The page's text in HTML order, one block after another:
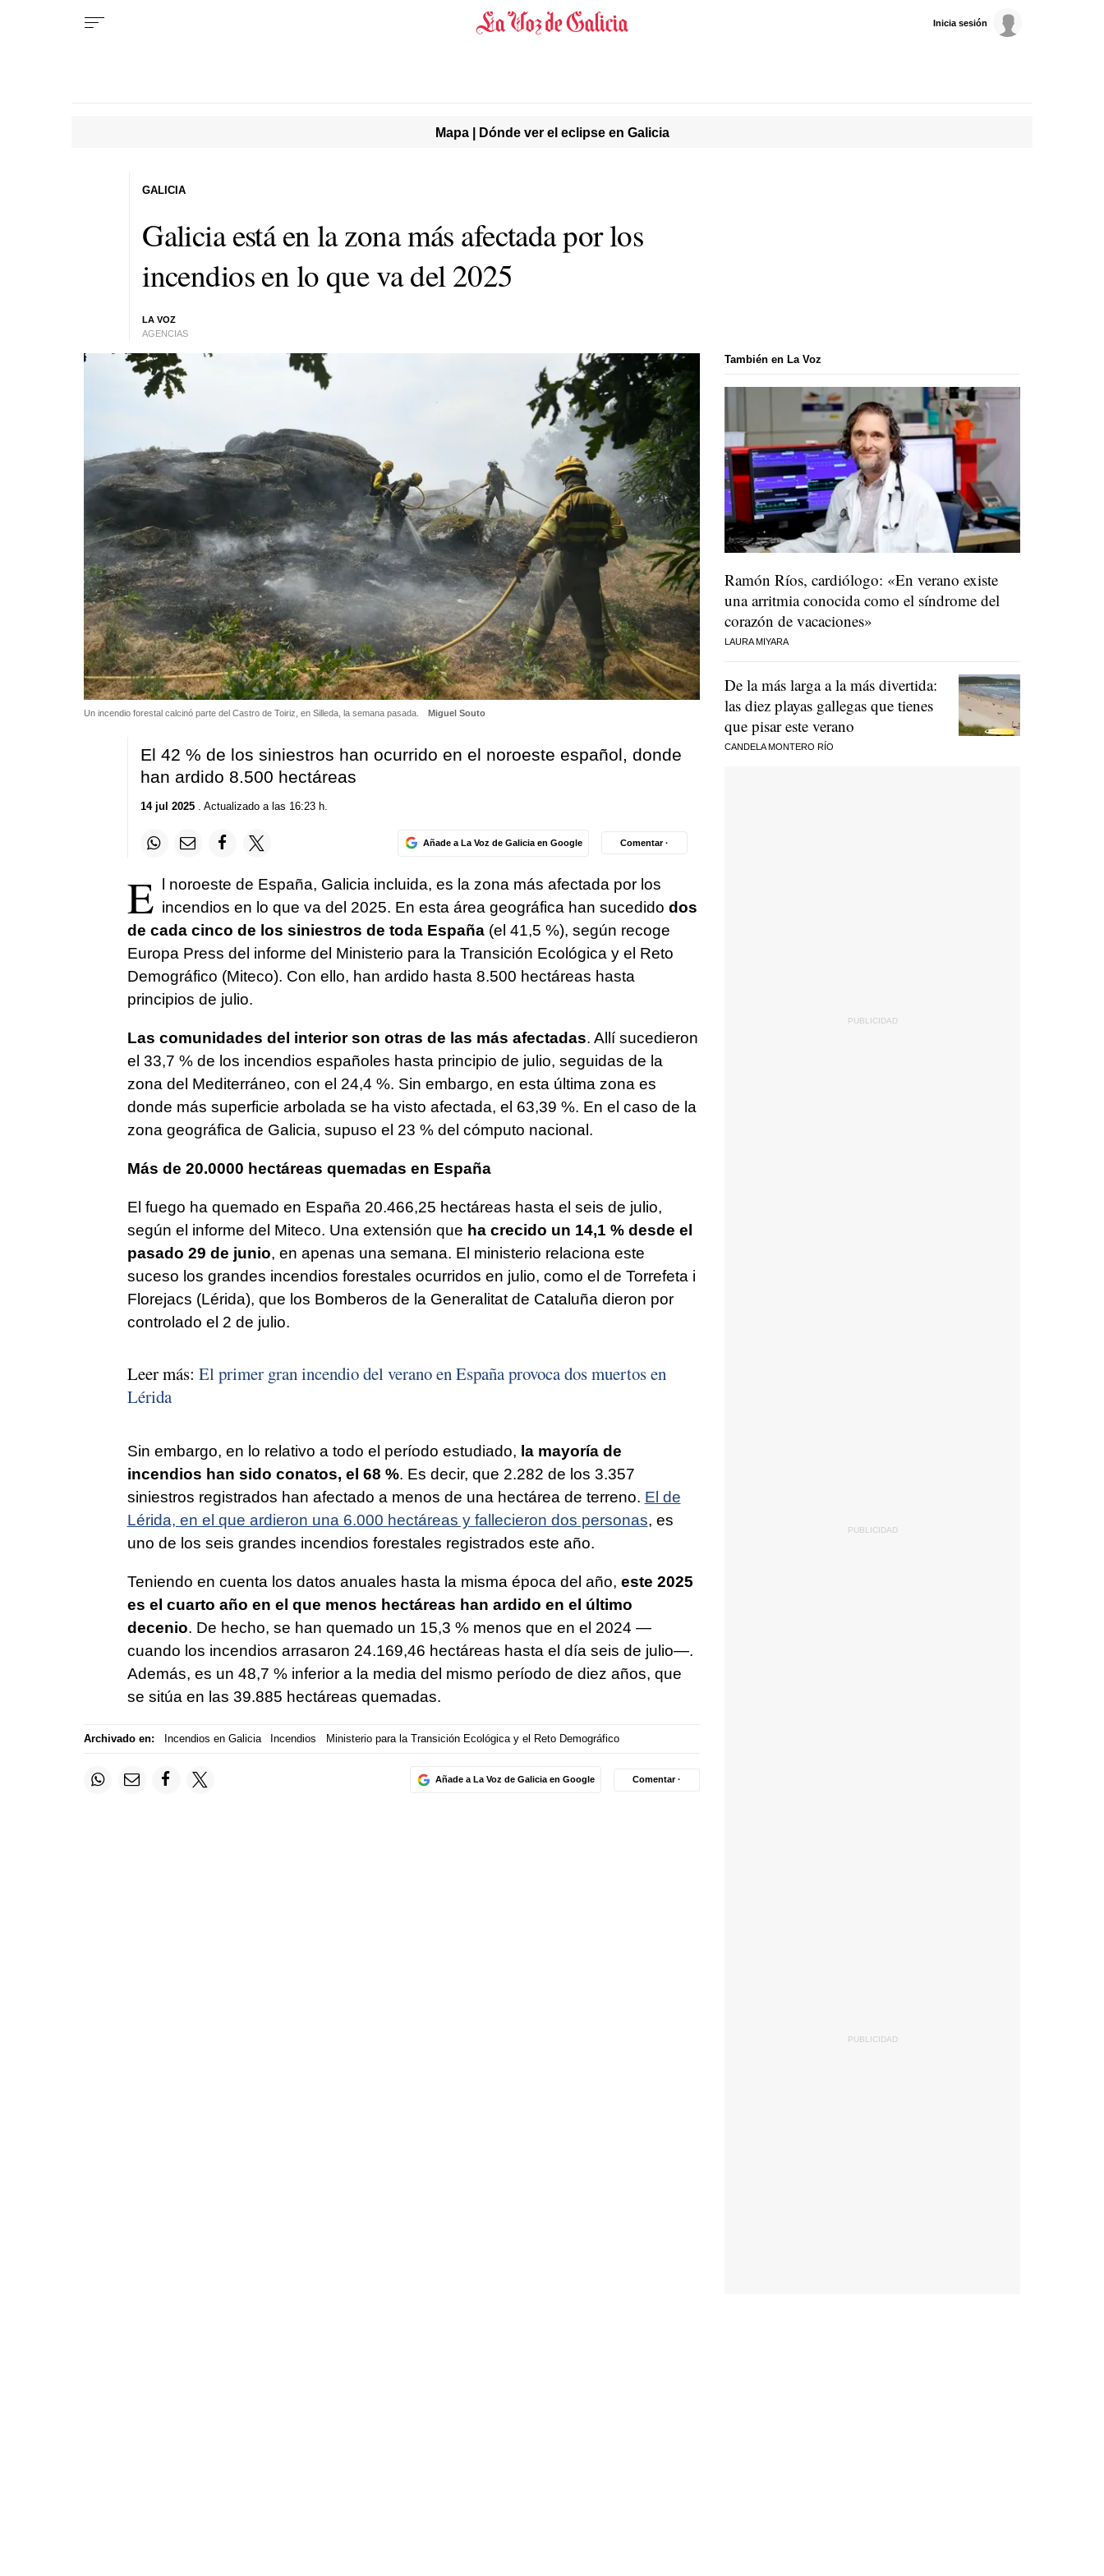
Inicia sesión
Mapa | Dónde ver el eclipse en Galicia
Galicia está en la zona más afectada por los
incendios en lo que va del 2025
LA VOZ
AGENCIAS
GALICIA
Un incendio forestal calcinó parte del Castro de Toiriz, en Silleda, la semana pasada. Miguel Souto
El 42 % de los siniestros han ocurrido en el noroeste español, donde
han ardido 8.500 hectáreas
14 jul 2025. Actualizado a las 16:23 h.
Añade a La Voz de Galicia en Google Comentar ·
E l noroeste de España, Galicia incluida, es la zona más afectada por los
incendios en lo que va del 2025. En esta área geográfica han sucedido dos
de cada cinco de los siniestros de toda España(el 41,5 %), según recoge
Europa Press del informe del Ministerio para la Transición Ecológica y el Reto
Demográfico (Miteco). Con ello, han ardido hasta 8.500 hectáreas hasta
principios de julio.
Las comunidades del interior son otras de las más afectadas. Allí sucedieron
el 33,7 % de los incendios españoles hasta principio de julio, seguidas de la
zona del Mediterráneo, con el 24,4 %. Sin embargo, en esta última zona es
donde más superficie arbolada se ha visto afectada, el 63,39 %. En el caso de la
zona geográfica de Galicia, supuso el 23 % del cómputo nacional.
Más de 20.0000 hectáreas quemadas en España
El fuego ha quemado en España 20.466,25 hectáreas hasta el seis de julio,
según el informe del Miteco. Una extensión que ha crecido un 14,1 % desde el
pasado 29 de junio, en apenas una semana. El ministerio relaciona este
suceso los grandes incendios forestales ocurridos en julio, como el de Torrefeta i
Florejacs (Lérida), que los Bomberos de la Generalitat de Cataluña dieron por
controlado el 2 de julio.
Leer más: El primer gran incendio del verano en España provoca dos muertos en
Lérida
Sin embargo, en lo relativo a todo el período estudiado, la mayoría de
incendios han sido conatos, el 68 %. Es decir, que 2.282 de los 3.357
siniestros registrados han afectado a menos de una hectárea de terreno. El de
Lérida, en el que ardieron una 6.000 hectáreas y fallecieron dos personas, es
uno de los seis grandes incendios forestales registrados este año.
Teniendo en cuenta los datos anuales hasta la misma época del año, este 2025
es el cuarto año en el que menos hectáreas han ardido en el último
decenio. De hecho, se han quemado un 15,3 % menos que en el 2024 —
cuando los incendios arrasaron 24.169,46 hectáreas hasta el día seis de julio—.
Además, es un 48,7 % inferior a la media del mismo período de diez años, que
se sitúa en las 39.885 hectáreas quemadas.
Archivado en: Incendios en Galicia Incendios Ministerio para la Transición Ecológica y el Reto Demográfico
Añade a La Voz de Galicia en Google Comentar ·
También en La Voz
Ramón Ríos, cardiólogo: «En verano existe
una arritmia conocida como el síndrome del
corazón de vacaciones»
LAURA MIYARA
De la más larga a la más divertida:
las diez playas gallegas que tienes
que pisar este verano
CANDELA MONTERO RÍO